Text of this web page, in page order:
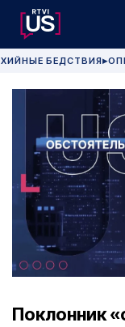
БЕДСТВИЯ▶
Поклонник